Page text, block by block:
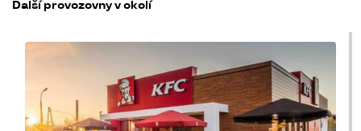
Další provozovny v okolí